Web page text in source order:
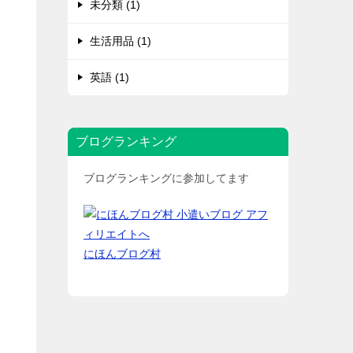
未分類 (1)
生活用品 (1)
英語 (1)
ブログランキング
ブログランキングに参加してます
にほんブログ村